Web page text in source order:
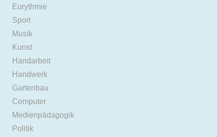
Eurythmie
Sport
Musik
Kunst
Handarbeit
Handwerk
Gartenbau
Computer
Medienpädagogik
Politik